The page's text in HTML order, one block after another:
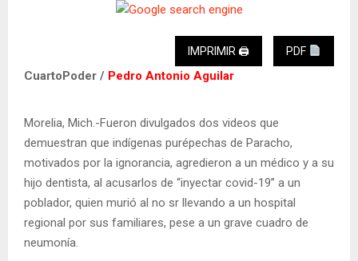
IMPRIMIR 🖨 PDF
CuartoPoder / Pedro Antonio Aguilar
Morelia, Mich.-Fueron divulgados dos videos que
demuestran que indígenas purépechas de Paracho,
motivados por la ignorancia, agredieron a un médico y a su
hijo dentista, al acusarlos de “inyectar covid-19” a un
poblador, quien murió al no sr llevando a un hospital
regional por sus familiares, pese a un grave cuadro de
neumonía.